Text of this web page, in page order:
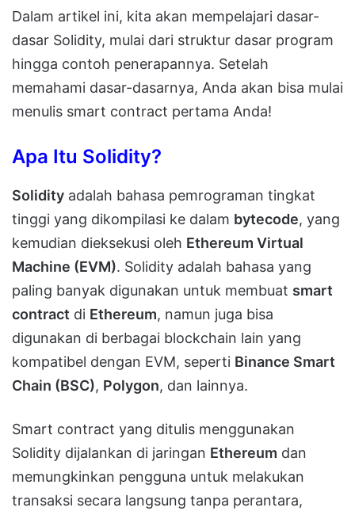
Dalam artikel ini, kita akan mempelajari dasar-
dasar Solidity, mulai dari struktur dasar program
hingga contoh penerapannya. Setelah
memahami dasar-dasarnya, Anda akan bisa mulai
menulis smart contract pertama Anda!
Apa Itu Solidity?
Solidity adalah bahasa pemrograman tingkat
tinggi yang dikompilasi ke dalam bytecode, yang
kemudian dieksekusi oleh Ethereum Virtual
Machine (EVM). Solidity adalah bahasa yang
paling banyak digunakan untuk membuat smart
contract di Ethereum, namun juga bisa
digunakan di berbagai blockchain lain yang
kompatibel dengan EVM, seperti Binance Smart
Chain (BSC), Polygon, dan lainnya.
Smart contract yang ditulis menggunakan
Solidity dijalankan di jaringan Ethereum dan
memungkinkan pengguna untuk melakukan
transaksi secara langsung tanpa perantara,